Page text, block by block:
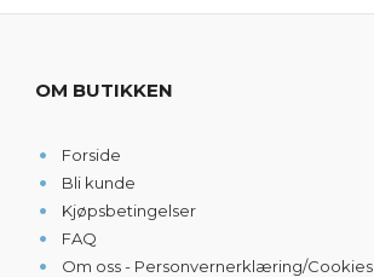
OM BUTIKKEN
Forside
Bli kunde
Kjøpsbetingelser
FAQ
Om oss - Personvernerklæring/Cookies